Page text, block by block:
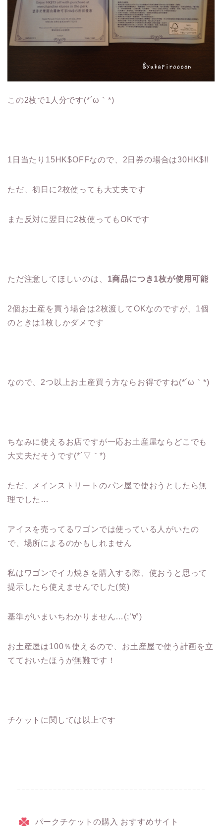
この2枚で1人分です(*´ω｀*)
1日当たり15HK$OFFなので、2日券の場合は30HK$!!
ただ、初日に2枚使っても大丈夫です
また反対に翌日に2枚使ってもOKです
ただ注意してほしいのは、 1商品につき1枚が使用可能
2個お土産を買う場合は2枚渡してOKなのですが、1個
のときは1枚しかダメです
なので、2つ以上お土産買う方ならお得ですね(*´ω｀*)
ちなみに使えるお店ですが一応お土産屋ならどこでも
大丈夫だそうです(*´▽｀*)
ただ、メインストリートのパン屋で使おうとしたら無
理でした…
アイスを売ってるワゴンでは使っている人がいたの
で、場所によるのかもしれません
私はワゴンでイカ焼きを購入する際、使おうと思って
提示したら使えませんでした(笑)
基準がいまいちわかりません…(;’∀’)
お土産屋は100％使えるので、お土産屋で使う計画を立
てておいたほうが無難です！
チケットに関しては以上です
パークチケットの購入 おすすめサイト